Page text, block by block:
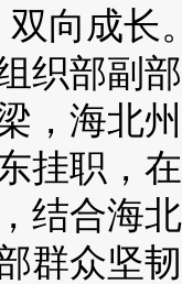
成长
织部副
，海北
挂职，
结合海
群众坚